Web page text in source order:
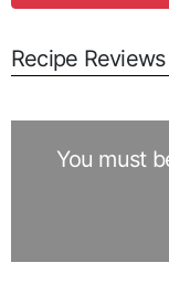
Recipe
You must